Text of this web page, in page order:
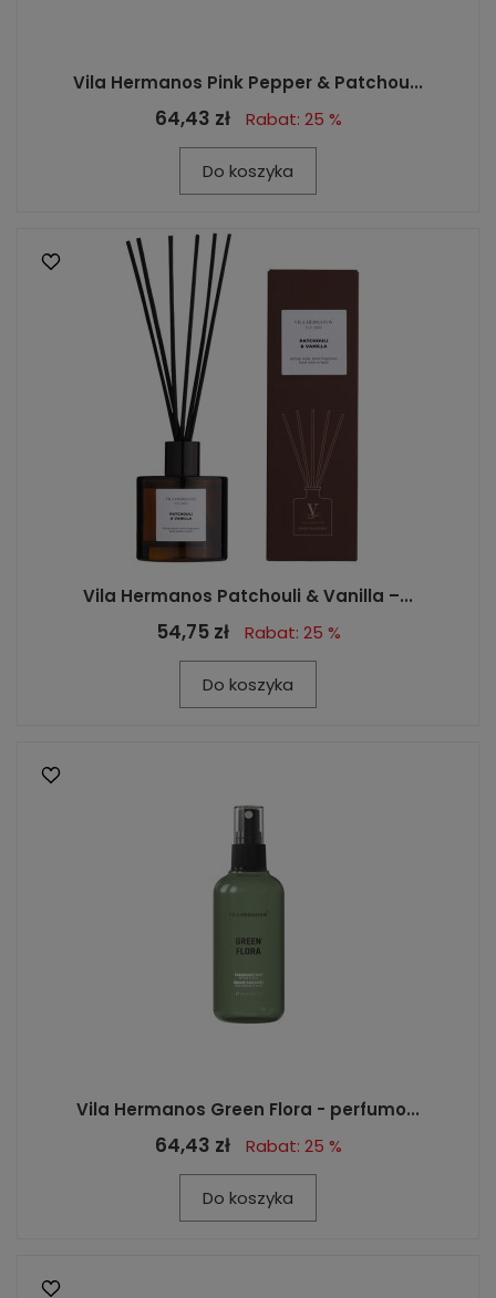
Vila Hermanos Pink Pepper & Patchou...
64,43 zł Rabat: 25 %
Do koszyka
Vila Hermanos Patchouli & Vanilla –...
54,75 zł Rabat: 25 %
Do koszyka
Vila Hermanos Green Flora - perfumo...
64,43 zł Rabat: 25 %
Do koszyka